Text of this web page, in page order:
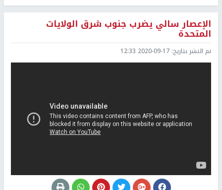
الإعصار سالي يضرب جنوب شرق الولايات
المتحدة
تم النشر بتاريخ: 2020-09-17 12:33